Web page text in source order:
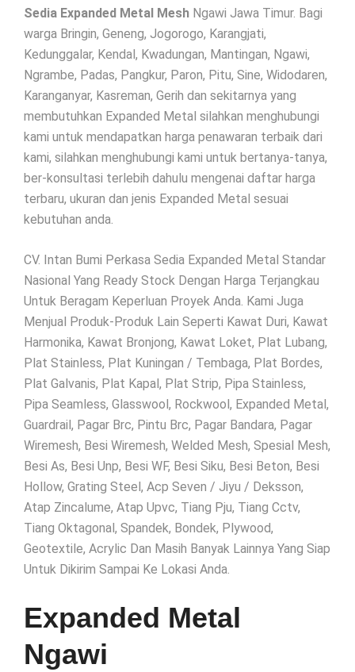
Sedia Expanded Metal Mesh Ngawi Jawa Timur. Bagi
warga Bringin, Geneng, Jogorogo, Karangjati,
Kedunggalar, Kendal, Kwadungan, Mantingan, Ngawi,
Ngrambe, Padas, Pangkur, Paron, Pitu, Sine, Widodaren,
Karanganyar, Kasreman, Gerih dan sekitarnya yang
membutuhkan Expanded Metal silahkan menghubungi
kami untuk mendapatkan harga penawaran terbaik dari
kami, silahkan menghubungi kami untuk bertanya-tanya,
ber-konsultasi terlebih dahulu mengenai daftar harga
terbaru, ukuran dan jenis Expanded Metal sesuai
kebutuhan anda.
CV. Intan Bumi Perkasa Sedia Expanded Metal Standar
Nasional Yang Ready Stock Dengan Harga Terjangkau
Untuk Beragam Keperluan Proyek Anda. Kami Juga
Menjual Produk-Produk Lain Seperti Kawat Duri, Kawat
Harmonika, Kawat Bronjong, Kawat Loket, Plat Lubang,
Plat Stainless, Plat Kuningan / Tembaga, Plat Bordes,
Plat Galvanis, Plat Kapal, Plat Strip, Pipa Stainless,
Pipa Seamless, Glasswool, Rockwool, Expanded Metal,
Guardrail, Pagar Brc, Pintu Brc, Pagar Bandara, Pagar
Wiremesh, Besi Wiremesh, Welded Mesh, Spesial Mesh,
Besi As, Besi Unp, Besi WF, Besi Siku, Besi Beton, Besi
Hollow, Grating Steel, Acp Seven / Jiyu / Deksson,
Atap Zincalume, Atap Upvc, Tiang Pju, Tiang Cctv,
Tiang Oktagonal, Spandek, Bondek, Plywood,
Geotextile, Acrylic Dan Masih Banyak Lainnya Yang Siap
Untuk Dikirim Sampai Ke Lokasi Anda.
Expanded Metal
Ngawi